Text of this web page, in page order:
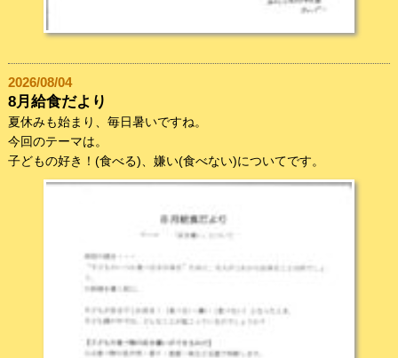
2026/08/04
8月給食だより
夏休みも始まり、毎日暑いですね。
今回のテーマは。
子どもの好き！(食べる)、嫌い(食べない)についてです。